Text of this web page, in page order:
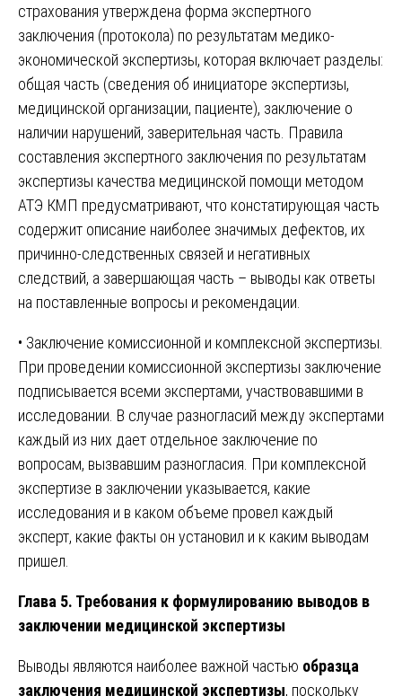
страхования утверждена форма экспертного
заключения (протокола) по результатам медико-
экономической экспертизы, которая включает разделы:
общая часть (сведения об инициаторе экспертизы,
медицинской организации, пациенте), заключение о
наличии нарушений, заверительная часть. Правила
составления экспертного заключения по результатам
экспертизы качества медицинской помощи методом
АТЭ КМП предусматривают, что констатирующая часть
содержит описание наиболее значимых дефектов, их
причинно-следственных связей и негативных
следствий, а завершающая часть – выводы как ответы
на поставленные вопросы и рекомендации.
• Заключение комиссионной и комплексной экспертизы.
При проведении комиссионной экспертизы заключение
подписывается всеми экспертами, участвовавшими в
исследовании. В случае разногласий между экспертами
каждый из них дает отдельное заключение по
вопросам, вызвавшим разногласия. При комплексной
экспертизе в заключении указывается, какие
исследования и в каком объеме провел каждый
эксперт, какие факты он установил и к каким выводам
пришел.
Глава 5. Требования к формулированию выводов в
заключении медицинской экспертизы
Выводы являются наиболее важной частью образца
заключения медицинской экспертизы, поскольку